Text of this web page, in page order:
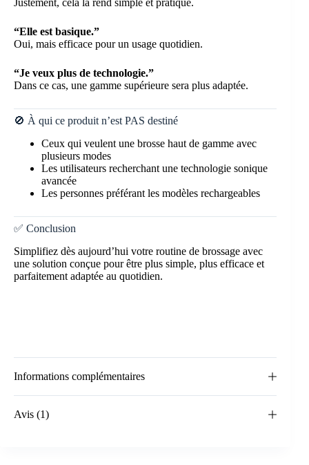
Justement, cela la rend simple et pratique.
“Elle est basique.”
Oui, mais efficace pour un usage quotidien.
“Je veux plus de technologie.”
Dans ce cas, une gamme supérieure sera plus adaptée.
🚫 À qui ce produit n’est PAS destiné
Ceux qui veulent une brosse haut de gamme avec
plusieurs modes
Les utilisateurs recherchant une technologie sonique
avancée
Les personnes préférant les modèles rechargeables
✅ Conclusion
Simplifiez dès aujourd’hui votre routine de brossage avec
une solution conçue pour être plus simple, plus efficace et
parfaitement adaptée au quotidien.
Informations complémentaires
Avis (1)